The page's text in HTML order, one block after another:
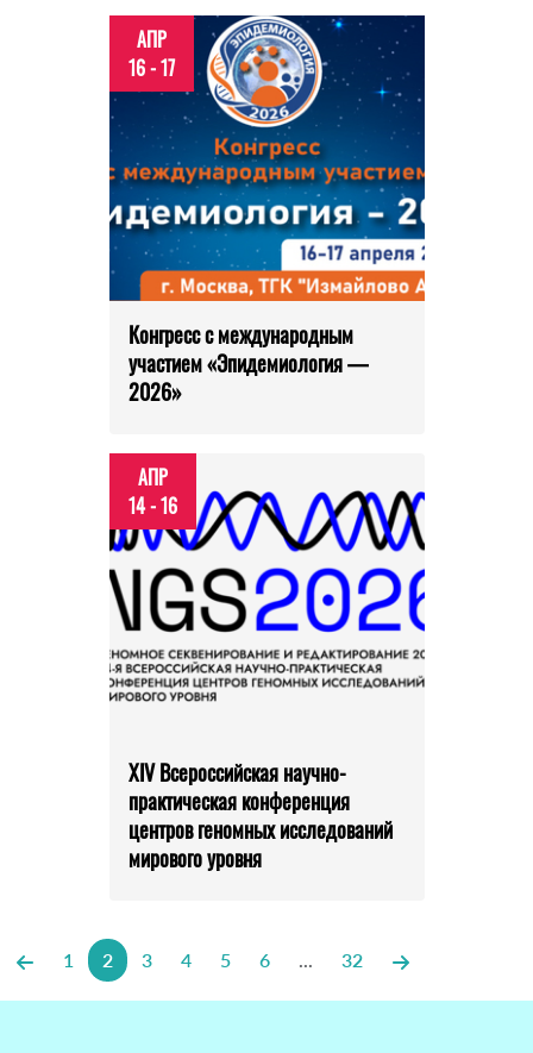
АПР
16 - 17
Конгресс с международным
участием «Эпидемиология —
2026»
АПР
14 - 16
XIV Всероссийская научно-
практическая конференция
центров геномных исследований
мирового уровня
1 2 3 4 5 6 ... 32